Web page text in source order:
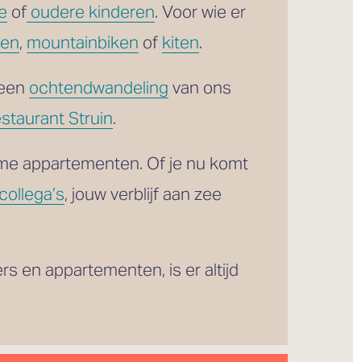
of oudere kinderen. Voor wie er
, mountainbiken of kiten.
ochtendwandeling
Struin.
appartementen. Of je nu komt
, jouw verblijf aan zee